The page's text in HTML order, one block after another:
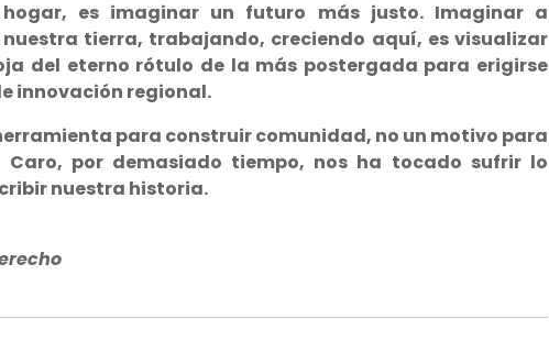
es imaginar un futuro más justo. Imaginar a
tierra, trabajando, creciendo aquí, es visualizar
del eterno rótulo de la más postergada para erigirse
innovación regional.
para construir comunidad, no un motivo para
Caro, por demasiado tiempo, nos ha tocado sufrir lo
nuestra historia.